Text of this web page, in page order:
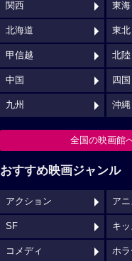
関西 東海
北海道 東北
甲信越 北陸
中国 四国
九州 沖縄
全国の映画館
おすすめ映画ジャンル
アクション ア
SF キッ
コメディ ホラ